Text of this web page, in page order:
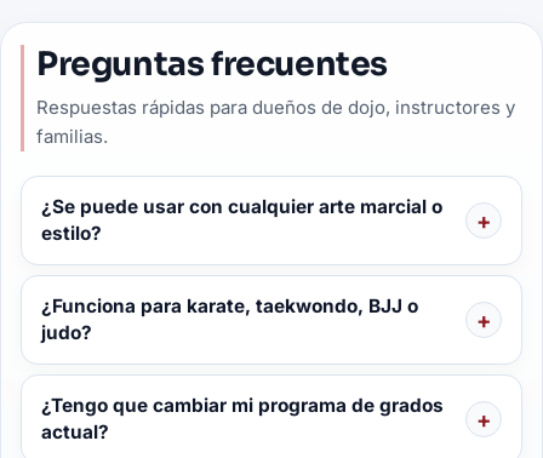
Preguntas frecuentes
Respuestas rápidas para dueños de dojo, instructores y
familias.
¿Se puede usar con cualquier arte marcial o
estilo?
¿Funciona para karate, taekwondo, BJJ o
judo?
¿Tengo que cambiar mi programa de grados
actual?